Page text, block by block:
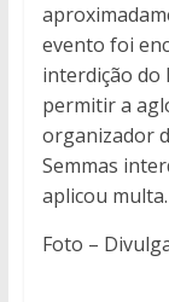
evento foi
interdição do
permitir a
organizador
Semmas
aplicou multa.
Foto –